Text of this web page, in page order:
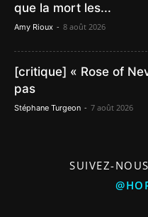
que la mort les...
Amy Rioux - 8 août 2026
[critique] « Rose of
pas
Stéphane Turgeon - 7 août 2026
SUIVEZ-